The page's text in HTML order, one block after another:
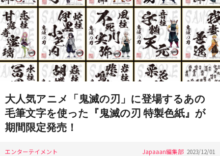
大人気アニメ「鬼滅の刃」に登場するあの
毛筆文字を使った『鬼滅の刃 特製色紙』が
期間限定発売！
エンターテイメント Japaaan編集部 2023/12/01